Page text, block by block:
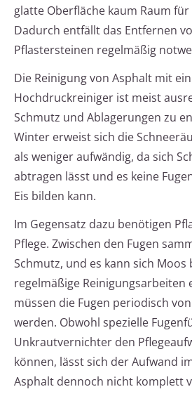
glatte Oberfläche kaum Raum
Dadurch entfällt das Entfernen
Pflastersteinen regelmäßig
Die Reinigung von Asphalt mit
Hochdruckreiniger ist meist
Schmutz und Ablagerungen zu
Winter erweist sich die
als weniger aufwändig, da sich
abtragen lässt und es keine
Eis bilden kann.
Im Gegensatz dazu benötigen
Pflege. Zwischen den Fugen
Schmutz, und es kann sich Moos
regelmäßige Reinigungsarbeiten
müssen die Fugen periodisch
werden. Obwohl spezielle
Unkrautvernichter den
können, lässt sich der Aufwand
Asphalt dennoch nicht komplett